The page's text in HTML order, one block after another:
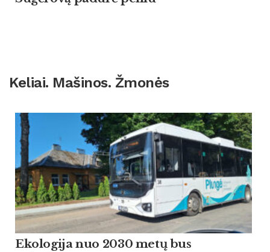
Keliai. Mašinos. Žmonės
Ekologija nuo 2030 metų bus